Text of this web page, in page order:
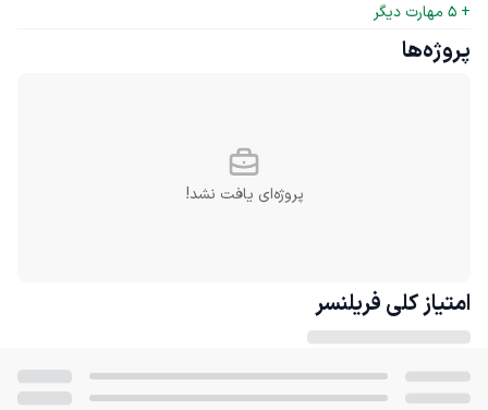
+
5 مهارت دیگر
پروژه‌ها
پروژه‌ای یافت نشد!
امتیاز کلی فریلنسر